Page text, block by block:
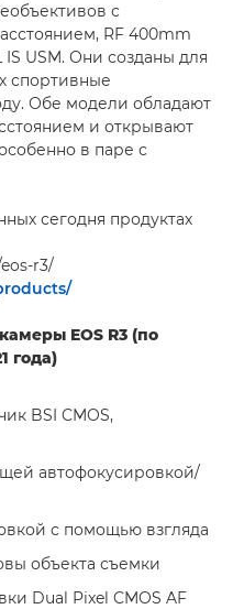
с
RF 400mm
IS USM. Они созданы для
спортивные
Обе модели обладают
и открывают
в паре с
сегодня продуктах
r3/
EOS R3 (по
года)
BSI CMOS,
автофокусировкой/
с помощью взгляда
объекта съемки
Dual Pixel CMOS AF